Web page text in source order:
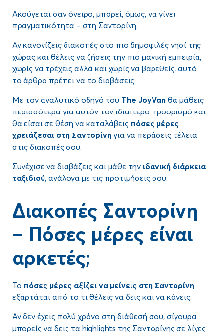
Ακούγεται σαν όνειρο, μπορεί, όμως, να γίνει
πραγματικότητα – στη Σαντορίνη.
Αν κανονίζεις διακοπές στο πιο δημοφιλές νησί της
χώρας και θέλεις να ζήσεις την πιο μαγική εμπειρία,
χωρίς να τρέχεις αλλά και χωρίς να βαρεθείς, αυτό
το άρθρο πρέπει να το διαβάσεις.
Με τον αναλυτικό οδηγό του The JoyVan θα μάθεις
περισσότερα για αυτόν τον ιδιαίτερο προορισμό και
θα είσαι σε θέση να καταλάβεις πόσες μέρες
χρειάζεσαι στη Σαντορίνη για να περάσεις τέλεια
στις διακοπές σου.
Συνέχισε να διαβάζεις και μάθε την ιδανική διάρκεια
ταξιδιού, ανάλογα με τις προτιμήσεις σου.
Διακοπές Σαντορίνη
– Πόσες μέρες είναι
αρκετές;
Το πόσες μέρες αξίζει να μείνεις στη Σαντορίνη
εξαρτάται από το τι θέλεις να δεις και να κάνεις.
Αν δεν έχεις πολύ χρόνο στη διάθεσή σου, σίγουρα
μπορείς να δεις τα highlights της Σαντορίνης σε λίγες